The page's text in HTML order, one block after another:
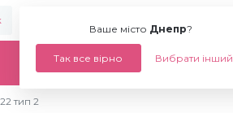
Ваше місто Днепр?
Так все вірно Вибрати інший
Статті Опт
тип 2